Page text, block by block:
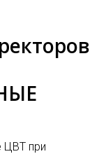
ЦВТ при